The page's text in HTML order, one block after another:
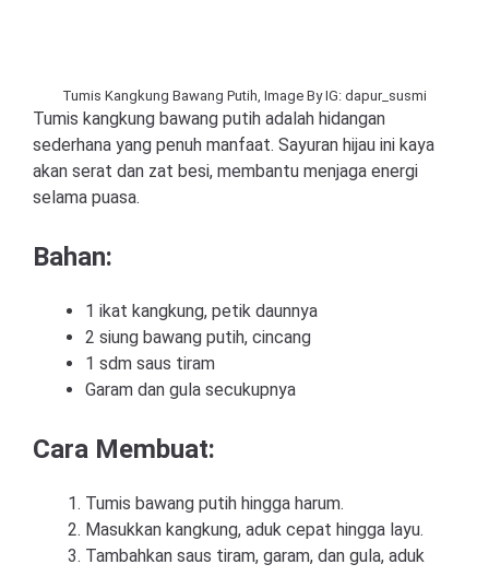
Tumis Kangkung Bawang Putih, Image By IG: dapur_susmi
Tumis kangkung bawang putih adalah hidangan
sederhana yang penuh manfaat. Sayuran hijau ini kaya
akan serat dan zat besi, membantu menjaga energi
selama puasa.
Bahan:
1 ikat kangkung, petik daunnya
2 siung bawang putih, cincang
1 sdm saus tiram
Garam dan gula secukupnya
Cara Membuat:
Tumis bawang putih hingga harum.
Masukkan kangkung, aduk cepat hingga layu.
Tambahkan saus tiram, garam, dan gula, aduk